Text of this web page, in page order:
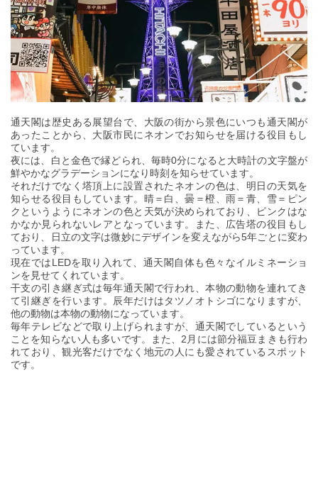
通天閣は歴史ある展望台で、大阪の街から景色にいつも通天閣が
あったことから、大阪市民にネオンでお知らせを届ける役目もし
ています。
夜には、白と金色で縁どられ、毎時0分になると大時計の文字盤が
鮮やかなグラデーションになり時刻を知らせています。
それだけでなく塔頂上に設置されたネオンの色は、明日の天気を
知らせる役目もしています。晴＝白、曇＝橙、雨＝青、雪＝ピン
クというようにネオンの色と天気が決められており、ピンクはな
かなか見られないレアとなっています。また、広告塔の役目もし
ており、日立の文字は微妙にデザインを変えながら5年ごとに変わ
っています。
現在ではLEDを取り入れて、通天閣自体も色々なイルミネーショ
ンを見せてくれています。
干支の引き継ぎ式は毎年通天閣で行われ、本物の動物を連れてき
て引継ぎを行います。辰年だけはタツノオトシゴになりますが、
他の動物は本物の動物になっています。
毎年テレビなどで取り上げられますが、通天閣でしているという
ことを知らない人も多いです。また、2月には節分福豆まきも行わ
れており、観光客だけでなく地元の人にも愛されているスポット
です。